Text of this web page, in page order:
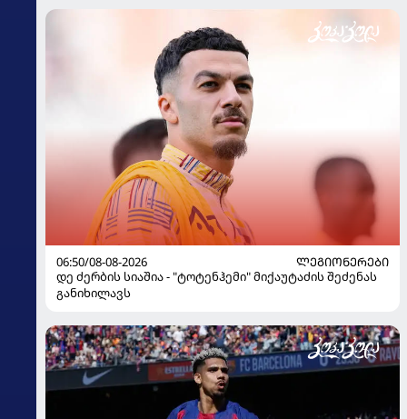
06:50/08-08-2026
ᲚᲔᲒᲘᲝᲜᲔᲠᲔᲑᲘ
დე ძერბის სიაშია - "ტოტენჰემი" მიქაუტაძის შეძენას
განიხილავს